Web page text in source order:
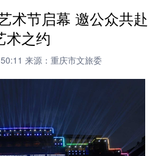
术节启幕 邀公众共赴
术之约
来源：重庆市文旅委